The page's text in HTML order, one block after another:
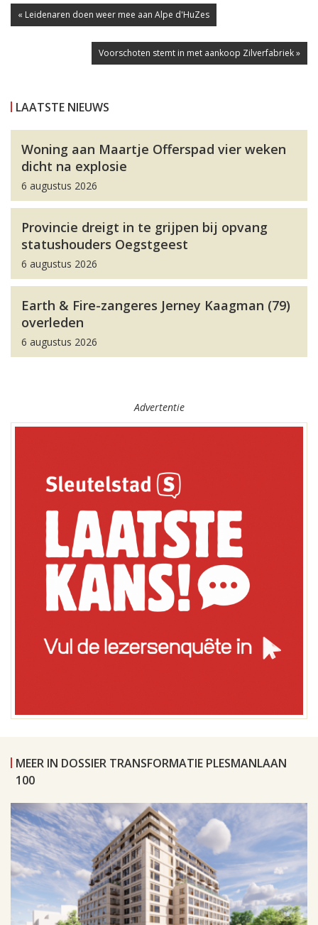
« Leidenaren doen weer mee aan Alpe d'HuZes
Voorschoten stemt in met aankoop Zilverfabriek »
LAATSTE NIEUWS
Woning aan Maartje Offerspad vier weken
dicht na explosie
6 augustus 2026
Provincie dreigt in te grijpen bij opvang
statushouders Oegstgeest
6 augustus 2026
Earth & Fire-zangeres Jerney Kaagman (79)
overleden
6 augustus 2026
Advertentie
MEER IN DOSSIER TRANSFORMATIE PLESMANLAAN
100